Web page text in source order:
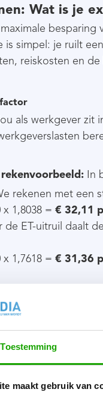
Toestemming
maakt gebruik van
Wat is je
simpel: je ruilt
reiskosten en
als werkgever
In
rekenen met een
x 1,8038 = € 32,11
de ET-uitruil daalt
x 1,7618 = € 31,36
is direct
aanzienlijk.
checken altijd voor